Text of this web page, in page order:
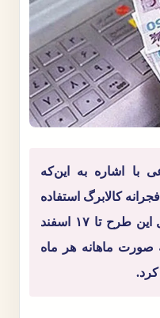
با اشاره به این‌که
طرح فجرانه کالابرگ استفاده
کرده‌اند»، عنوان کرد: مرحله اول این طرح تا ۱۷ اسفند
صورت ماهانه هر ماه
کرد.